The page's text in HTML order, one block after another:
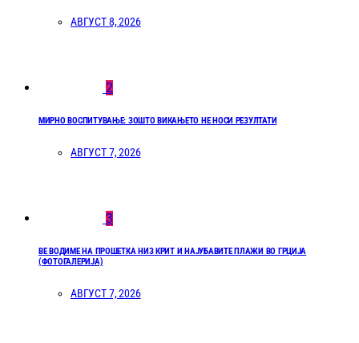
АВГУСТ 8, 2026
2
МИРНО ВОСПИТУВАЊЕ: ЗОШТО ВИКАЊЕТО НЕ НОСИ РЕЗУЛТАТИ
АВГУСТ 7, 2026
3
ВЕ ВОДИМЕ НА ПРОШЕТКА НИЗ КРИТ И НАЈУБАВИТЕ ПЛАЖИ ВО ГРЦИЈА
(ФОТОГАЛЕРИЈА)
АВГУСТ 7, 2026